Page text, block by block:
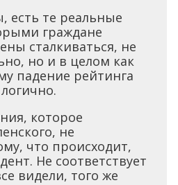
есть те реальные
граждане
сталкиваться, не
но и в целом как
падение рейтинга
которое
не
что происходит,
Не соответствует
видели, того же